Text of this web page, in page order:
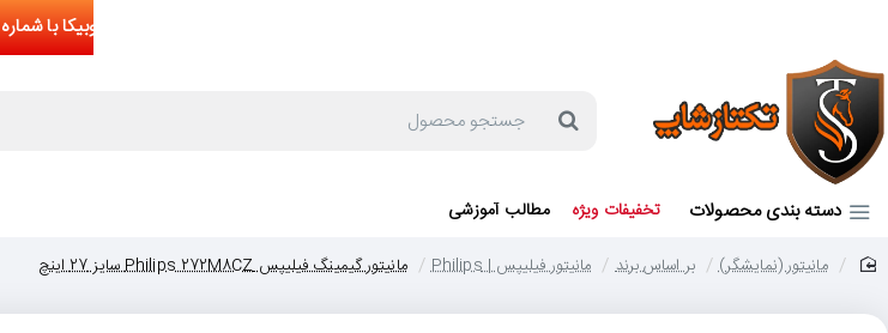
جستجو
دسته بندی محصولات تخفیفات ویژه مطالب آموزشی
مانیتور (نمایشگر) بر اساس برند مانیتور فیلیپس | Philips مانیتور گیمینگ فیلیپس Philips 272M8CZ سایز 27 اینچ